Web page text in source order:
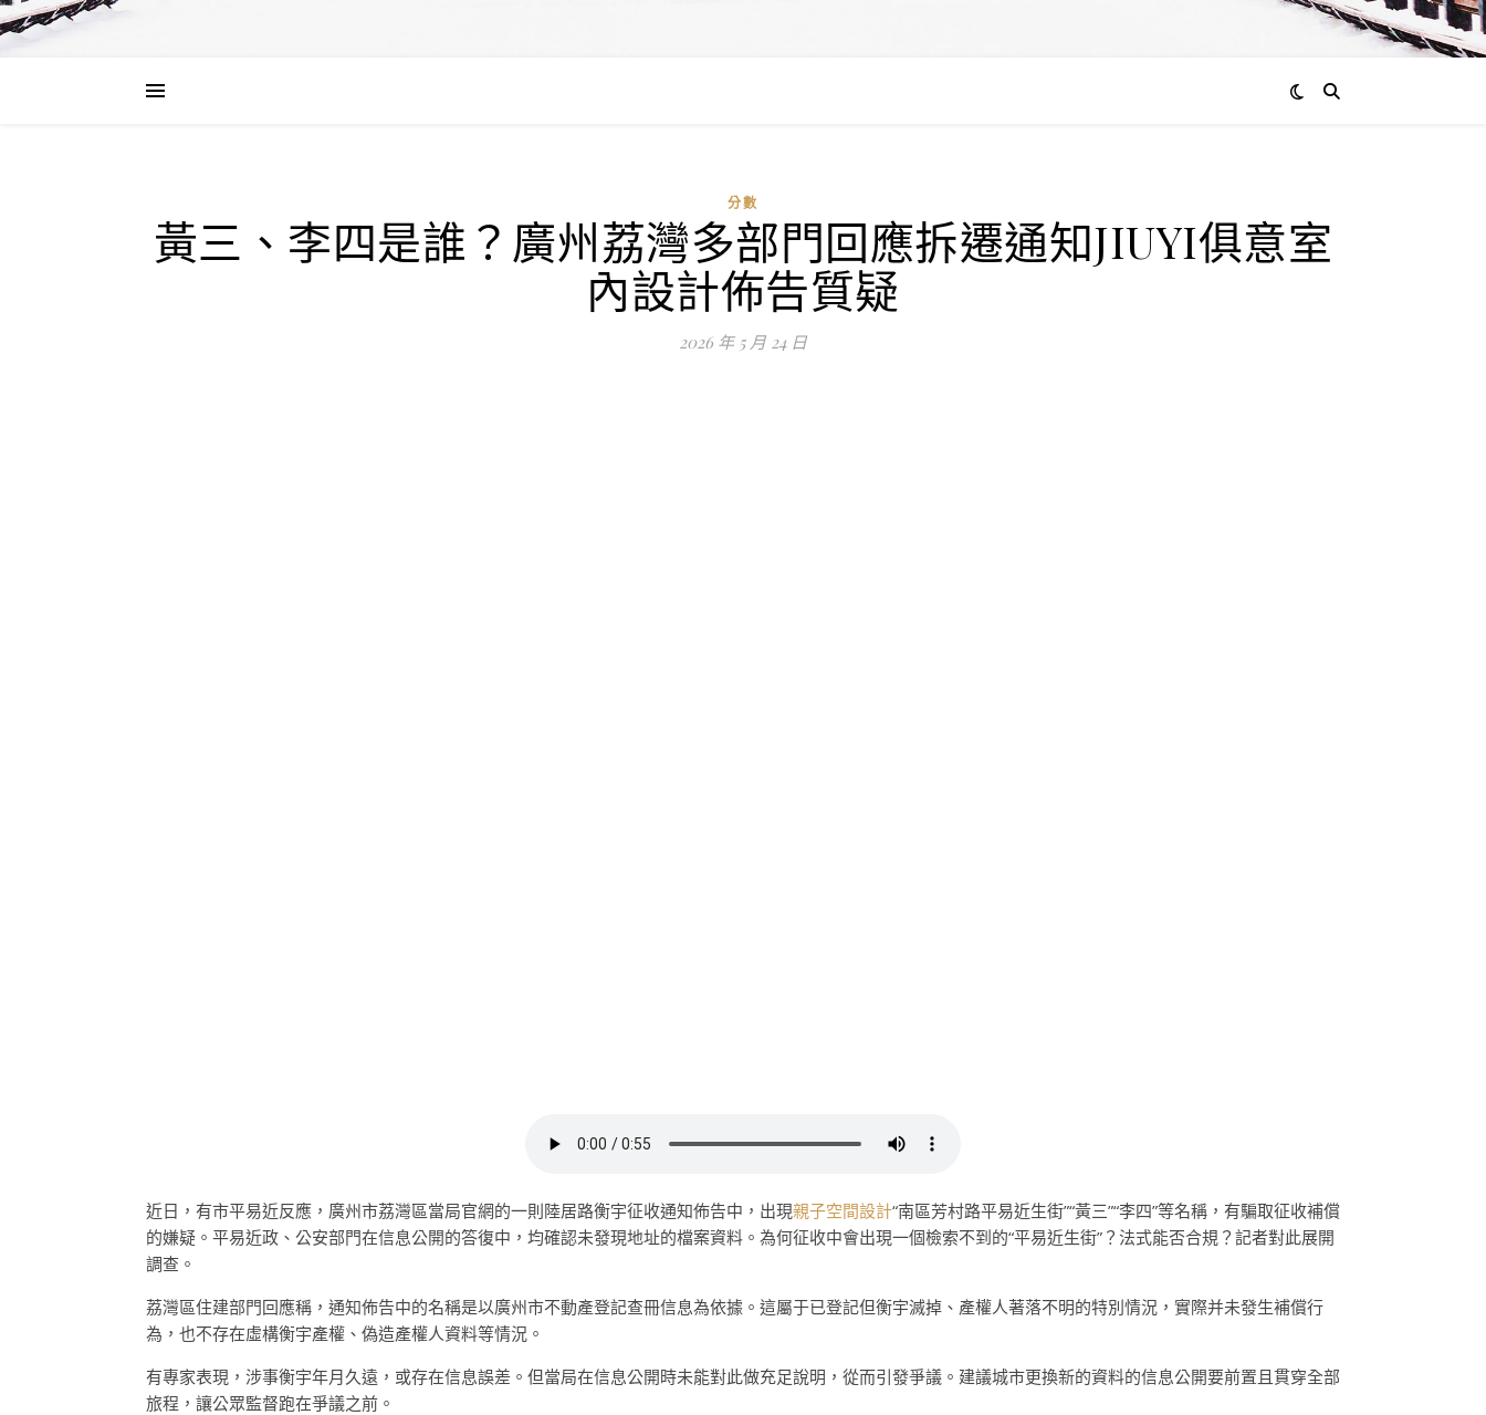
分數
黃三、李四是誰？廣州荔灣多部門回應拆遷通知JIUYI俱意室
內設計佈告質疑
2026 年 5 月 24 日
近日，有市平易近反應，廣州市荔灣區當局官網的一則陸居路衡宇征收通知佈告中，出現親子空間設計“南區芳村路平易近生街”“黃三”“李四”等名稱，有騙取征收補償
的嫌疑。平易近政、公安部門在信息公開的答復中，均確認未發現地址的檔案資料。為何征收中會出現一個檢索不到的“平易近生街”？法式能否合規？記者對此展開
調查。
荔灣區住建部門回應稱，通知佈告中的名稱是以廣州市不動產登記查冊信息為依據。這屬于已登記但衡宇滅掉、產權人著落不明的特別情況，實際并未發生補償行
為，也不存在虛構衡宇產權、偽造產權人資料等情況。
有專家表現，涉事衡宇年月久遠，或存在信息誤差。但當局在信息公開時未能對此做充足說明，從而引發爭議。建議城市更換新的資料的信息公開要前置且貫穿全部
旅程，讓公眾監督跑在爭議之前。